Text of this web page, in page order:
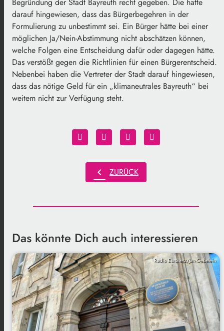
darauf hingewiesen, dass das Bürgerbegehren in der
Formulierung zu unbestimmt sei. Ein Bürger hätte bei einer
möglichen Ja/Nein-Abstimmung nicht abschätzen können,
welche Folgen eine Entscheidung dafür oder dagegen hätte.
Das verstößt gegen die Richtlinien für einen Bürgerentscheid.
Nebenbei haben die Vertreter der Stadt darauf hingewiesen,
dass das nötige Geld für ein „klimaneutrales Bayreuth“ bei
weitem nicht zur Verfügung steht.
chevron_left ZURÜCK
Das könnte Dich auch interessieren
Radio Euroherz/Jan Gebelein